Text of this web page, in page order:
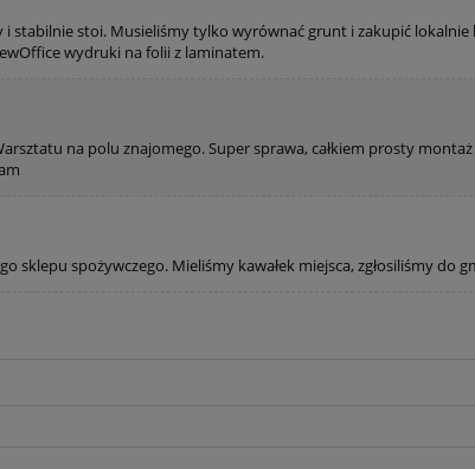
i stabilnie stoi. Musieliśmy tylko wyrównać grunt i zakupić
wydruki na folii z laminatem.
na polu znajomego. Super sprawa, całkiem prosty
sklepu spożywczego. Mieliśmy kawałek miejsca, zgłosiliśmy do